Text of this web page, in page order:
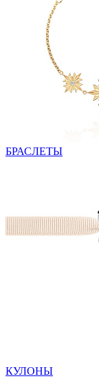
БРАСЛЕТЫ
КУЛОНЫ